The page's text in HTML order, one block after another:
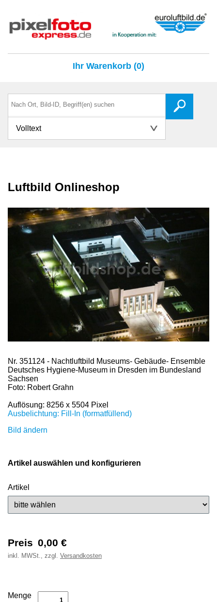
Ihr Warenkorb (0)
Volltext
Luftbild Onlineshop
Nr. 351124 - Nachtluftbild Museums- Gebäude- Ensemble
Deutsches Hygiene-Museum in Dresden im Bundesland
Sachsen
Foto: Robert Grahn
Auflösung: 8256 x 5504 Pixel
Ausbelichtung: Fill-In (formatfüllend)
Bild ändern
Artikel auswählen und konfigurieren
Artikel
Preis 0,00 €
inkl. MWSt., zzgl. Versandkosten
Menge